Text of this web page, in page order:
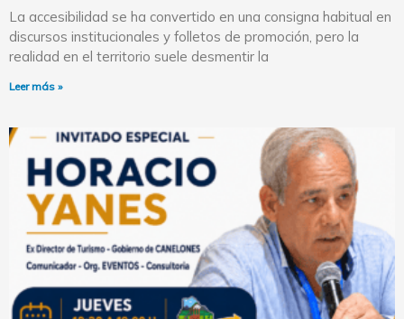
La accesibilidad se ha convertido en una consigna habitual en
discursos institucionales y folletos de promoción, pero la
realidad en el territorio suele desmentir la
Leer más »